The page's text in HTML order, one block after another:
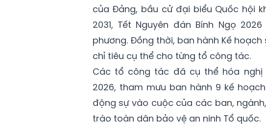
của Đảng, bầu cử đại biểu Quốc hội
2031, Tết Nguyên đán Bính Ngọ
phương. Đồng thời, ban hành Kế hoạch
chỉ tiêu cụ thể cho từng tổ công tác.
Các tổ công tác đã cụ thể hóa
2026, tham mưu ban hành 9 kế
động sự vào cuộc của các ban,
trào toàn dân bảo vệ an ninh Tổ quốc.